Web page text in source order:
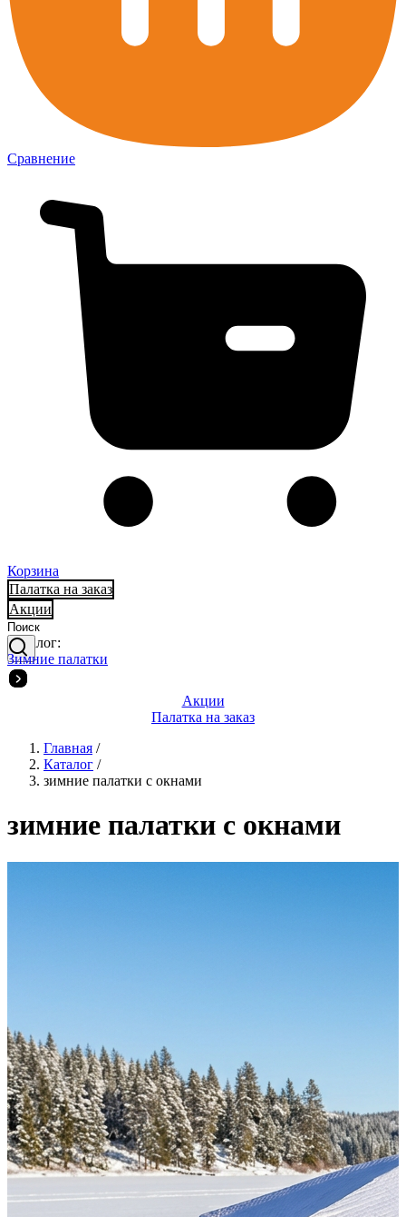
Сравнение
Корзина
Палатка на заказ
Акции
Каталог:
Зимние палатки
Акции
Палатка на заказ
Главная /
Каталог /
зимние палатки с окнами
зимние палатки с окнами